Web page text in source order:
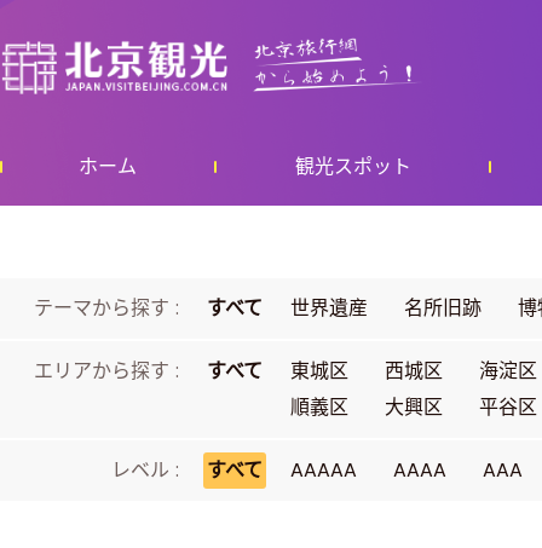
ホーム 観光スポット
テーマから探す : すべて 世界遺産 名所旧跡
エリアから探す : すべて 東城区 西城区
海淀区
順義区
大興区 平谷区
レベル : すべて AAAAA AAAA AAA